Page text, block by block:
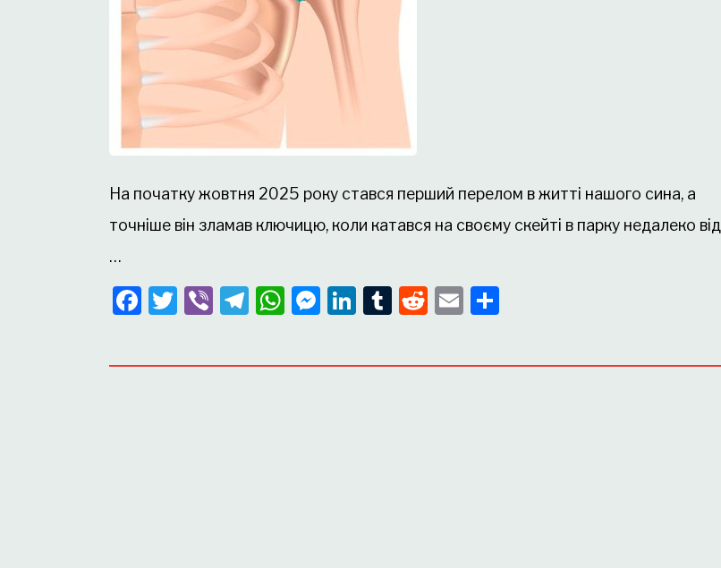
На початку жовтня 2025 року стався перший перелом в житті нашого сина, а
точніше він зламав ключицю, коли катався на своєму скейті в парку недалеко від
…
Facebook
Twitter
ViberTelegram
WhatsApp
Messenger
LinkedIn
Tumblr
Reddit
Email